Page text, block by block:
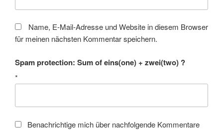
Name, E-Mail-Adresse und Website in diesem Browser
für meinen nächsten Kommentar speichern.
Spam protection: Sum of eins(one) + zwei(two) ?
*
Benachrichtige mich über nachfolgende Kommentare